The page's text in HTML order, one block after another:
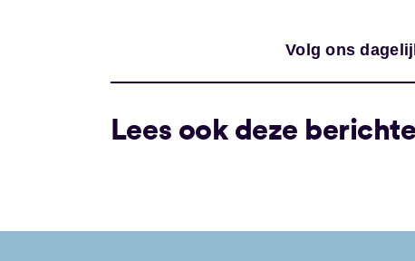
Volg ons
Lees ook deze